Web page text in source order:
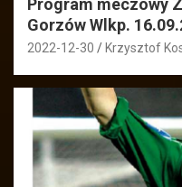
Program meczowy
Gorzów Wlkp.
2022-12-30 Krzysztof